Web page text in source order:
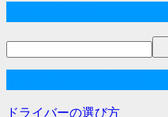
ビ
ー
ドライバーの選び方